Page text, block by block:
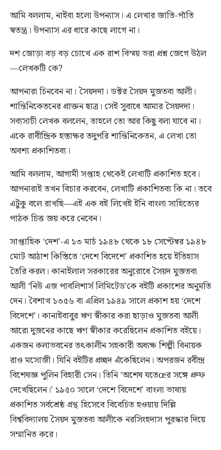
আমি বললাম, নাইবা হলো উপন্যাস। এ লেখার জাতি-পাঁতি
স্বতন্ত্র। উপন্যাস এর ধারে কাছে লাগে না।
দশ জোড়া বড় বড় চোখে এক রাশ বিস্ময় ভরা প্রশ্ন জেগে উঠল
—লেখকটি কে?
আপনারা চিনবেন না। সৈয়দদা। ডক্টর সৈয়দ মুজতবা আলী।
শান্তিনিকেতনের প্রাক্তন ছাত্র। সেই সুবাধে আমার সৈয়দদা।
সব্যসাচী লেখক বললেন, তাহলে তো আর কিছু বলা যাবে না।
একে রাবীন্দ্রিক হস্তাক্ষর তদুপরি শান্তিনিকেতন, এ লেখা তো
অবশ্য প্রকাশিতব্য।
আমি বললাম, আগামী সপ্তাহ থেকেই লেখাটি প্রকাশিত হবে।
আপনারাই তখন বিচার করবেন, লেখাটি প্রকাশিতব্য কি না। তবে
এটুকু বলে রাখছি—এই এক বই লিখেই ইনি বাংলা সাহিত্যের
পাঠক চিত্ত জয় করে নেবেন।
সাপ্তাহিক ‘দেশ’-এ ১৩ মার্চ ১৯৪৮ থেকে ১৮ সেপ্টেম্বর ১৯৪৮
মোট আঠাশ কিস্তিতে ‘দেশে বিদেশে’ প্রকাশিত হয়ে ইতিহাস
তৈরি করল। কানাইলাল সরকারের অনুরোধে সৈয়দ মুজতবা
আলী ‘নিউ এজ পাবলিশার্স লিমিটেড’কে বইটি প্রকাশের অনুমতি
দেন। বৈশাখ ১৩৫৬ বা এপ্রিল ১৯৪৯ সালে প্রকাশ হয় ‘দেশে
বিদেশে’। কানাইবাবুর ঋণ স্বীকার করা ছাড়াও মুজতবা আলী
আরো দুজনের কাছে ঋণ স্বীকার করেছিলেন প্রকাশিত বইয়ে।
একজন কলাভবনের তৎকালীন সহকারী অধ্যক্ষ শিল্পী বিনায়ক
রাও মসোজী। যিনি বইটির প্রচ্ছদ এঁকেছিলেন। অপরজন রবীন্দ্র
বিশেষজ্ঞ পুলিন বিহারী সেন। তিনি ‘অশেষ যতেœর সঙ্গে প্রুফ
দেখেছিলেন।’ ১৯৫০ সালে ‘দেশে বিদেশে’ বাংলা ভাষায়
প্রকাশিত সর্বশ্রেষ্ঠ গ্রন্থ হিসেবে বিবেচিত হওয়ায় দিল্লি
বিশ্ববিদ্যালয় সৈয়দ মুজতবা আলীকে নরসিংহদাস পুরস্কার দিয়ে
সম্মানিত করে।